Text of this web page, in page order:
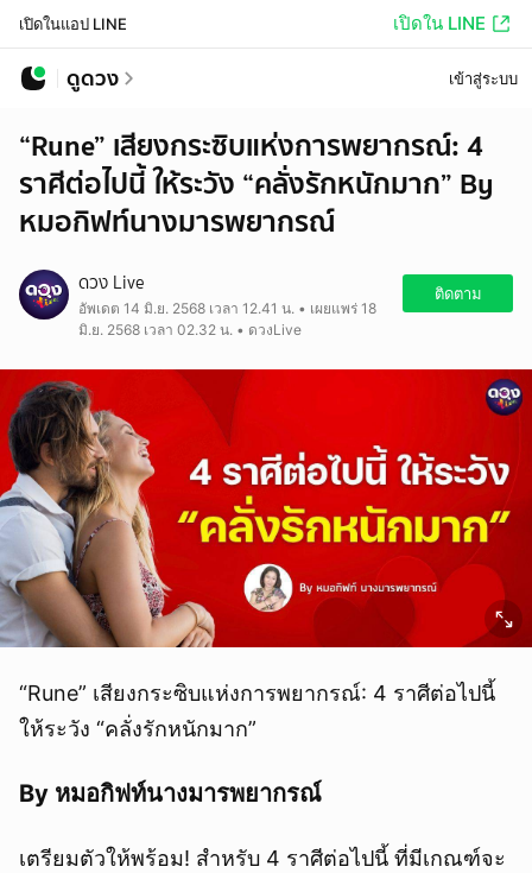
เปิดในแอป LINE เปิดใน LINE
ดูดวง เข้าสู่ระบบ
“Rune” เสียงกระซิบแห่งการพยากรณ์: 4
ราศีต่อไปนี้ ให้ระวัง “คลั่งรักหนักมาก” By
หมอกิฟท์นางมารพยากรณ์
ดวง Live
อัพเดต 14 มิ.ย. 2568 เวลา 12.41 น. • เผยแพร่ 18
มิ.ย. 2568 เวลา 02.32 น. • ดวงLive
ติดตาม
“Rune” เสียงกระซิบแห่งการพยากรณ์: 4 ราศีต่อไปนี้
ให้ระวัง “คลั่งรักหนักมาก”
By หมอกิฟท์นางมารพยากรณ์
เตรียมตัวให้พร้อม! สำหรับ 4 ราศีต่อไปนี้ ที่มีเกณฑ์จะ